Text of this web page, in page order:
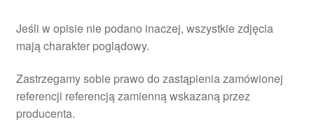
Jeśli w opisie nie podano inaczej, wszystkie zdjęcia
mają charakter poglądowy.
Zastrzegamy sobie prawo do zastąpienia zamówionej
referencji referencją zamienną wskazaną przez
producenta.